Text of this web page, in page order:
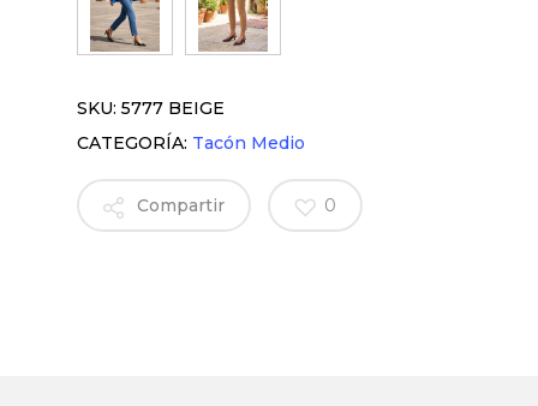
SKU: 5777 BEIGE
CATEGORÍA: Tacón Medio
Compartir 0